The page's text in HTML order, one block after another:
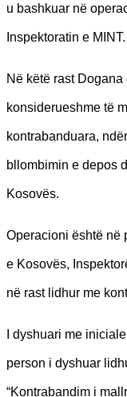
u bashkuar në
Inspektoratin e MINT.
Në këtë rast
konsiderueshme të
kontrabanduara,
bllombimin e depos
Kosovës.
Operacioni është në
e Kosovës,
në rast lidhur me
I dyshuari me
person i dyshuar
“Kontrabandim i